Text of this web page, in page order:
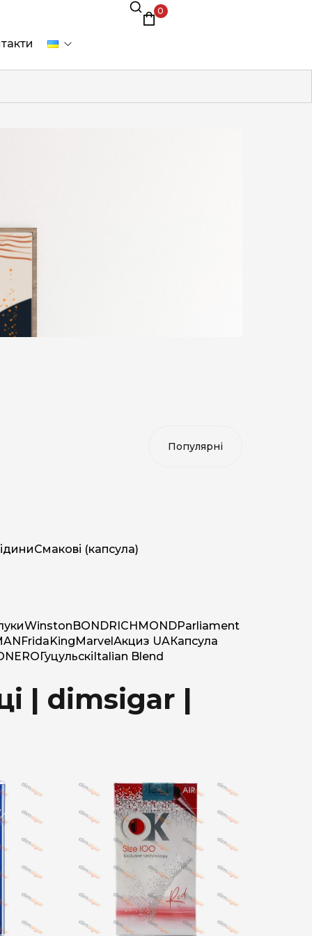
0
Смакові (капсула)
WinstonBONDRICHMONDParliament
FridaKingMarvelАкциз UAКапсула
NEROГуцульскіItalian Blend
| dimsigar |